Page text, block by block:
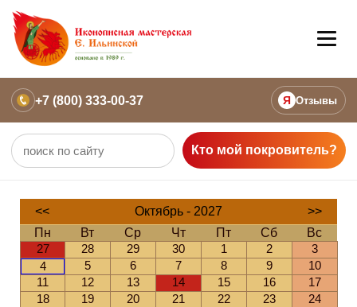
+7 (800) 333-00-37 Я Отзывы
Кто мой покровитель?
<< Октябрь - 2027
>>
Пн
Вт Ср Чт Пт Сб
Вс
27
28 29 30 1 2
3
4
5 6 7 8 9
10
11
12 13 14 15 16
17
18
19 20 21 22 23
24